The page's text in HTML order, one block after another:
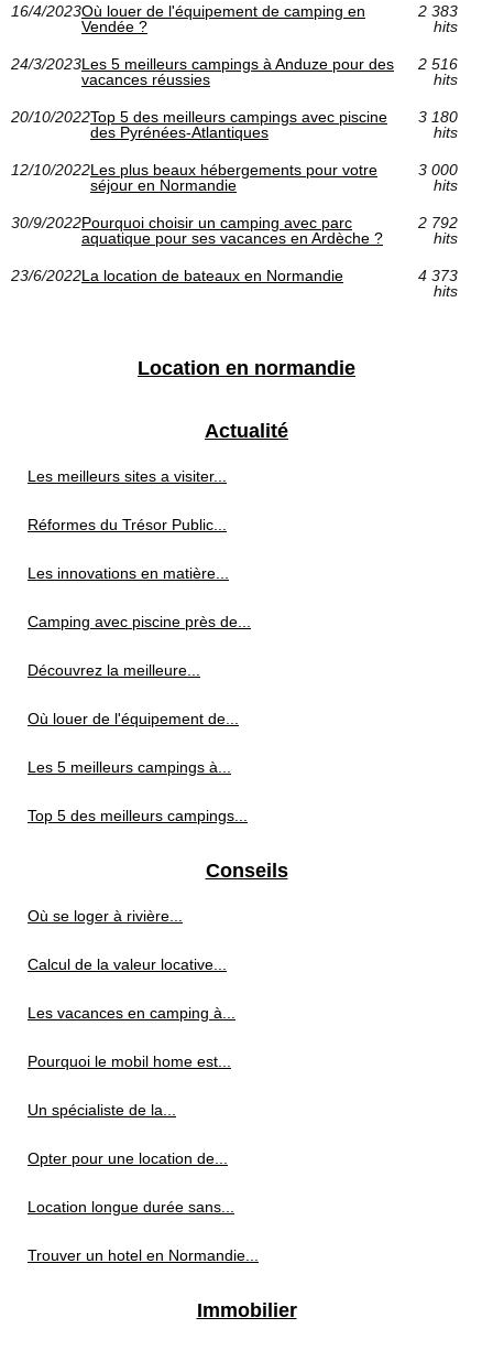
16/4/2023Où louer de l'équipement de camping en
Vendée ?
2 383
hits
24/3/2023Les 5 meilleurs campings à Anduze pour des
vacances réussies
2 516
hits
20/10/2022Top 5 des meilleurs campings avec piscine
des Pyrénées-Atlantiques
3 180
hits
12/10/2022Les plus beaux hébergements pour votre
séjour en Normandie
3 000
hits
30/9/2022Pourquoi choisir un camping avec parc
aquatique pour ses vacances en Ardèche ?
2 792
hits
23/6/2022La location de bateaux en Normandie
4 373
hits
Location en normandie
Actualité
Les meilleurs sites a visiter...
Réformes du Trésor Public...
Les innovations en matière...
Camping avec piscine près de...
Découvrez la meilleure...
Où louer de l'équipement de...
Les 5 meilleurs campings à...
Top 5 des meilleurs campings...
Conseils
Où se loger à rivière...
Calcul de la valeur locative...
Les vacances en camping à...
Pourquoi le mobil home est...
Un spécialiste de la...
Opter pour une location de...
Location longue durée sans...
Trouver un hotel en Normandie...
Immobilier